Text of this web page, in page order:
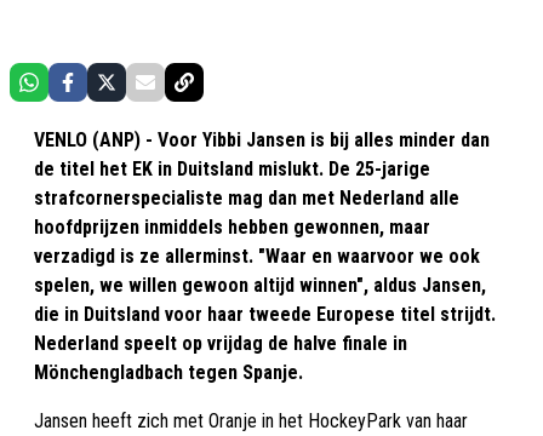
VENLO (ANP) - Voor Yibbi Jansen is bij alles minder dan
de titel het EK in Duitsland mislukt. De 25-jarige
strafcornerspecialiste mag dan met Nederland alle
hoofdprijzen inmiddels hebben gewonnen, maar
verzadigd is ze allerminst. "Waar en waarvoor we ook
spelen, we willen gewoon altijd winnen", aldus Jansen,
die in Duitsland voor haar tweede Europese titel strijdt.
Nederland speelt op vrijdag de halve finale in
Mönchengladbach tegen Spanje.
Jansen heeft zich met Oranje in het HockeyPark van haar